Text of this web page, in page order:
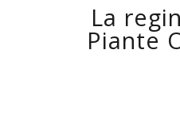
La
Piante